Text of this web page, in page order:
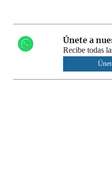
Únete a
Recibe todas